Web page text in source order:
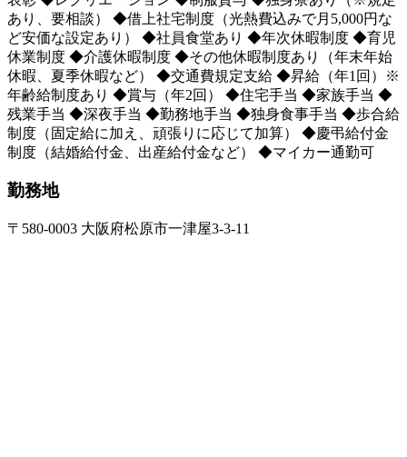
あり、要相談） ◆借上社宅制度（光熱費込みで月5,000円な
ど安価な設定あり） ◆社員食堂あり ◆年次休暇制度 ◆育児
休業制度 ◆介護休暇制度 ◆その他休暇制度あり（年末年始
休暇、夏季休暇など） ◆交通費規定支給 ◆昇給（年1回）※
年齢給制度あり ◆賞与（年2回） ◆住宅手当 ◆家族手当 ◆
残業手当 ◆深夜手当 ◆勤務地手当 ◆独身食事手当 ◆歩合給
制度（固定給に加え、頑張りに応じて加算） ◆慶弔給付金
制度（結婚給付金、出産給付金など） ◆マイカー通勤可
勤務地
〒580-0003 大阪府松原市一津屋3-3-11